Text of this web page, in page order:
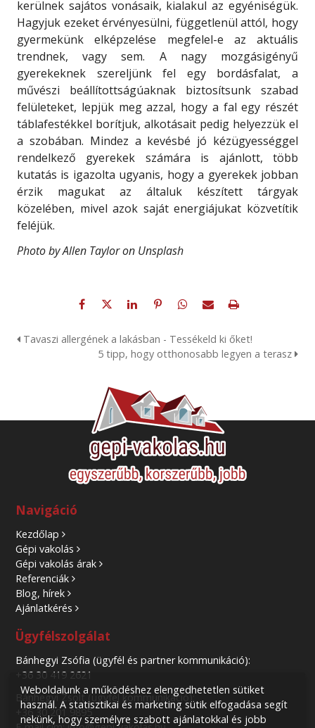
kerülnek sajátos vonásaik, kialakul az egyéniségük.
Hagyjuk ezeket érvényesülni, függetlenül attól, hogy
gyermekünk elképzelése megfelel-e az aktuális
trendnek, vagy sem. A nagy mozgásigényű
gyerekeknek szereljünk fel egy bordásfalat, a
művészi beállítottságúaknak biztosítsunk szabad
felületeket, lepjük meg azzal, hogy a fal egy részét
táblafestékkel borítjuk, alkotásait pedig helyezzük el
a szobában. Mindez a kevésbé jó kézügyességgel
rendelkező gyerekek számára is ajánlott, több
kutatás is igazolta ugyanis, hogy a gyerekek jobban
érzik magukat az általuk készített tárgyak
közelében, mivel azok saját energiájukat közvetítik
feléjük.
Photo by Allen Taylor on Unsplash
Tavaszi allergének a lakásban - Tessékeld ki őket!
5 tipp, hogy otthonosabb legyen a terasz
Navigáció
Kezdőlap
Gépi vakolás
Gépi vakolás árak
Referenciák
Blog, hírek
Ajánlatkérés
Ügyfélszolgálat
Bánhegyi Zsófia (ügyfél és partner kommunikáció):
+36 30 419 2621
Bánhegyi Zsolt (ügyfél kommunikáció):
+36 30 201 9895
Weboldalunk a működéshez elengedhetetlen sütiket
használ. A statisztikai és marketing sütik elfogadása segít
nekünk, hogy személyre szabott ajánlatokkal és jobb